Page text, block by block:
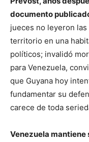
documento
jueces no leyeron
territorio en una
políticos; invalidó
para Venezuela,
que Guyana hoy
fundamentar su
carece de toda
Venezuela